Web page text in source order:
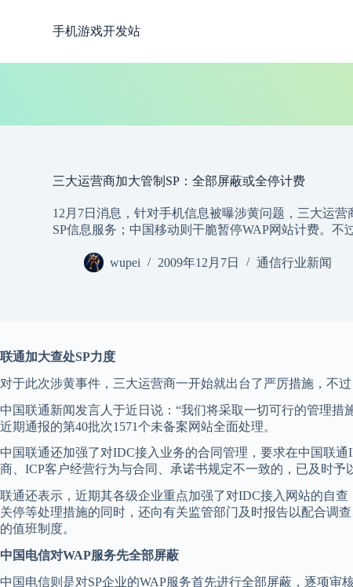
容
手机游戏开发站
三大运营商加大管制SP：全部屏蔽或全停计费
12月7日消息，针对手机信息被曝涉黄问题，三大运
SP信息服务；中国移动则干脆暂停WAP网站计费。不
wupei 2009年12月7日 通信行业新闻
联通加大查处SP力度
对于此次涉黄事件，三大运营商一开始就出台了严厉措施，不
中国联通新闻发言人于近日说：“我们将采取一切可行的管理
近期通报的第40批次1571个未备案网站全面处理。
中国联通还加强了对IDC接入业务的合同管理，要求在中国联
商、ICP客户经营行为与合同、承诺书规定不一致的，已及时予
联通还表示，近期其各级企业重点加强了对IDC接入网站的自
关停等处理措施的同时，还向有关监管部门及时报告以配合调
的值班制度。
中国电信对WAP服务先全部屏蔽
中国电信则是对SP企业的WAP服务首先进行全部屏蔽，逐项审